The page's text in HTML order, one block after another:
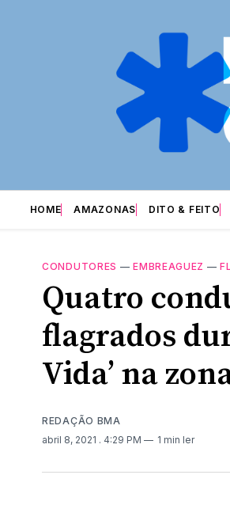
HOME AMAZONAS DITO & FEITO
CONDUTORES —EMBREAGUEZ —
Quatro
flagrados
Vida’ na
REDAÇÃO BMA
abril 8, 2021 . 4:29 PM 1 min ler